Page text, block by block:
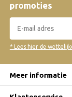
promoties
* Lees hier de
Meer informatie